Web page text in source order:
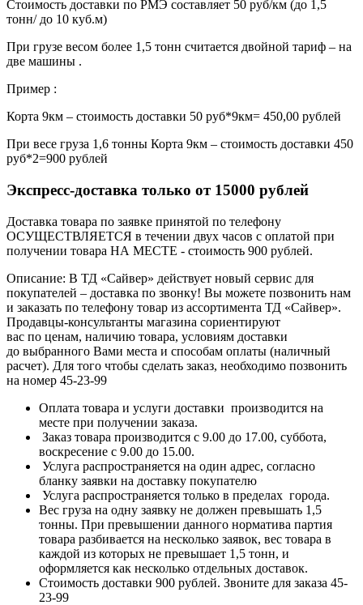
Стоимость доставки по РМЭ составляет 50 руб/км (до 1,5
тонн/ до 10 куб.м)
При грузе весом более 1,5 тонн считается двойной тариф – на
две машины .
Пример :
Корта 9км – стоимость доставки 50 руб*9км= 450,00 рублей
При весе груза 1,6 тонны Корта 9км – стоимость доставки 450
руб*2=900 рублей
Экспресс-доставка только от 15000 рублей
Доставка товара по заявке принятой по телефону
ОСУЩЕСТВЛЯЕТСЯ в течении двух часов с оплатой при
получении товара НА МЕСТЕ - стоимость 900 рублей.
Описание: В ТД «Сайвер» действует новый сервис для
покупателей – доставка по звонку! Вы можете позвонить нам
и заказать по телефону товар из ассортимента ТД «Сайвер».
Продавцы-консультанты магазина сориентируют
вас по ценам, наличию товара, условиям доставки
до выбранного Вами места и способам оплаты (наличный
расчет). Для того чтобы сделать заказ, необходимо позвонить
на номер 45-23-99
Оплата товара и услуги доставки производится на
месте при получении заказа.
Заказ товара производится с 9.00 до 17.00, суббота,
воскресение с 9.00 до 15.00.
Услуга распространяется на один адрес, согласно
бланку заявки на доставку покупателю
Услуга распространяется только в пределах города.
Вес груза на одну заявку не должен превышать 1,5
тонны. При превышении данного норматива партия
товара разбивается на несколько заявок, вес товара в
каждой из которых не превышает 1,5 тонн, и
оформляется как несколько отдельных доставок.
Стоимость доставки 900 рублей. Звоните для заказа 45-
23-99